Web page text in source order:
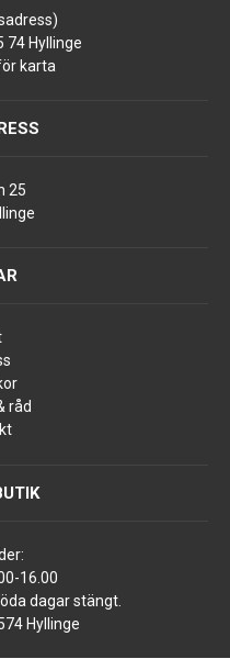
74 Hyllinge
karta
25
råd
16.00
dagar stängt.
Hyllinge